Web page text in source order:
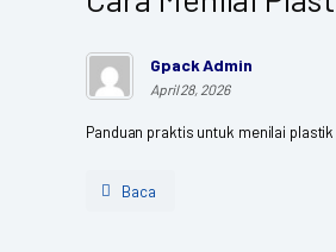
Gpack Admin
April 28, 2026
Panduan praktis untuk menilai
Baca